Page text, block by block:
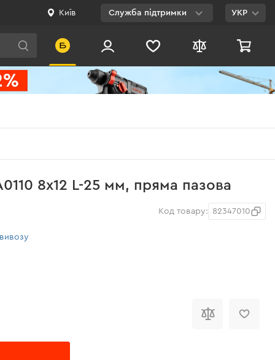
Київ Служба підтримки
Viber
Безкоштовно по
УКР
8х12 L-25 мм, пряма пазова
Код товару: 82347010